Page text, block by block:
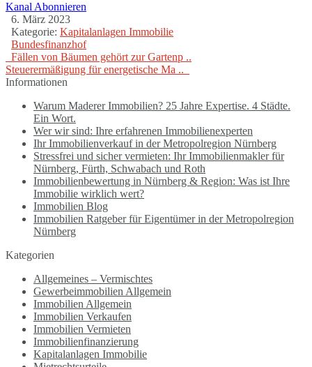
Kanal Abonnieren
6. März 2023
Kategorie: Kapitalanlagen Immobilie
Bundesfinanzhof
Fällen von Bäumen gehört zur Gartenp ..
Steuerermäßigung für energetische Ma ..
Informationen
Warum Maderer Immobilien? 25 Jahre Expertise. 4 Städte.
Ein Wort.
Wer wir sind: Ihre erfahrenen Immobilienexperten
Ihr Immobilienverkauf in der Metropolregion Nürnberg
Stressfrei und sicher vermieten: Ihr Immobilienmakler für
Nürnberg, Fürth, Schwabach und Roth
Immobilienbewertung in Nürnberg & Region: Was ist Ihre
Immobilie wirklich wert?
Immobilien Blog
Immobilien Ratgeber für Eigentümer in der Metropolregion
Nürnberg
Kategorien
Allgemeines – Vermischtes
Gewerbeimmobilien Allgemein
Immobilien Allgemein
Immobilien Verkaufen
Immobilien Vermieten
Immobilienfinanzierung
Kapitalanlagen Immobilie